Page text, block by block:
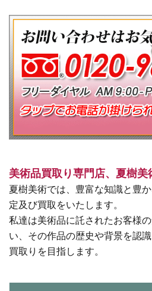
美術品買取り専門店、夏樹美
夏樹美術では、豊富な知識と豊
定及び買取をいたします。
私達は美術品に託されたお客様
い、その作品の歴史や背景を認
買取りを目指します。